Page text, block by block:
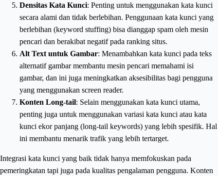
Densitas Kata Kunci: Penting untuk menggunakan kata kunci
secara alami dan tidak berlebihan. Penggunaan kata kunci yang
berlebihan (keyword stuffing) bisa dianggap spam oleh mesin
pencari dan berakibat negatif pada ranking situs.
Alt Text untuk Gambar: Menambahkan kata kunci pada teks
alternatif gambar membantu mesin pencari memahami isi
gambar, dan ini juga meningkatkan aksesibilitas bagi pengguna
yang menggunakan screen reader.
Konten Long-tail: Selain menggunakan kata kunci utama,
penting juga untuk menggunakan variasi kata kunci atau kata
kunci ekor panjang (long-tail keywords) yang lebih spesifik. Hal
ini membantu menarik trafik yang lebih tertarget.
Integrasi kata kunci yang baik tidak hanya memfokuskan pada
pemeringkatan tapi juga pada kualitas pengalaman pengguna. Konten